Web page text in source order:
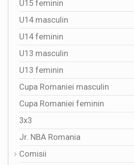
U15 feminin
U14 masculin
U14 feminin
U13 masculin
U13 feminin
Cupa Romaniei masculin
Cupa Romaniei feminin
3x3
Jr. NBA Romania
Comisii